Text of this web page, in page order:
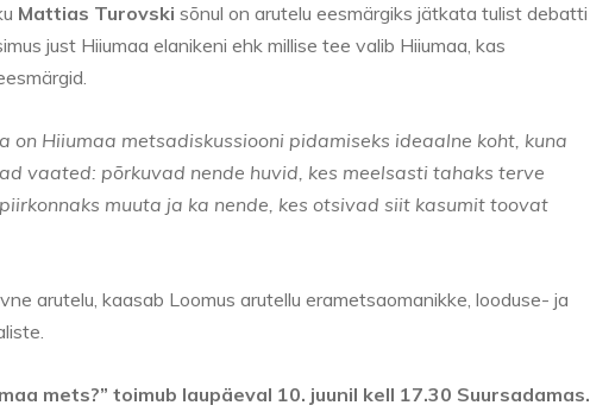
Mattias Turovski sõnul on arutelu eesmärgiks jätkata tulist debatti
just Hiiumaa elanikeni ehk millise tee valib Hiiumaa, kas
on Hiiumaa metsadiskussiooni pidamiseks ideaalne koht, kuna
vaated: põrkuvad nende huvid, kes meelsasti tahaks terve
muuta ja ka nende, kes otsivad siit kasumit toovat
arutelu, kaasab Loomus arutellu erametsaomanikke, looduse- ja
mets?” toimub laupäeval 10. juunil kell 17.30 Suursadamas.